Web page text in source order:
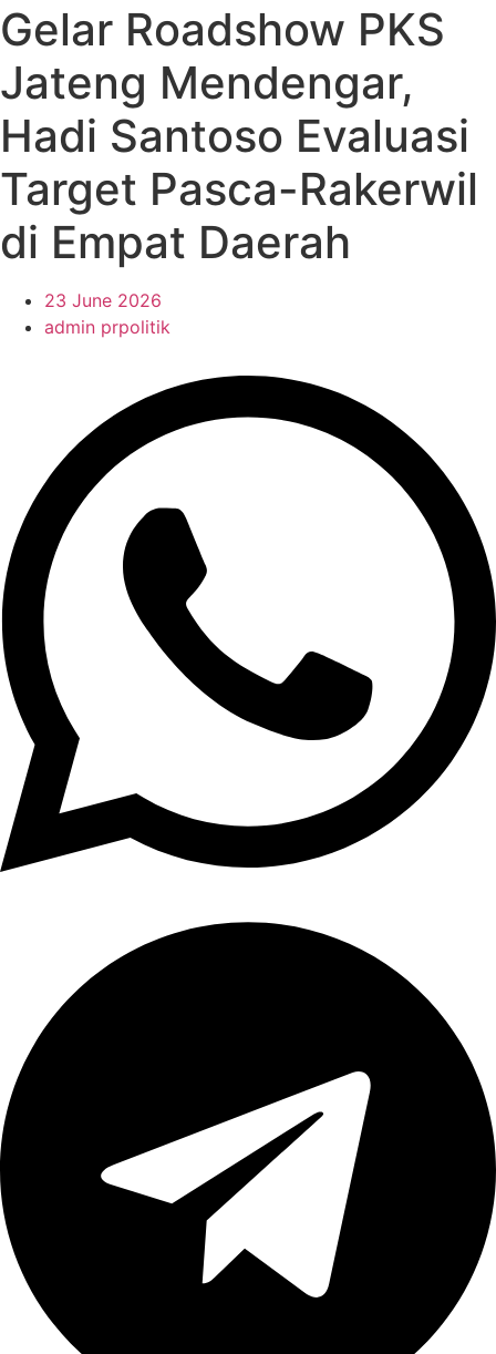
Gelar Roadshow PKS
Jateng Mendengar,
Hadi Santoso Evaluasi
Target Pasca-Rakerwil
di Empat Daerah
23 June 2026
admin prpolitik